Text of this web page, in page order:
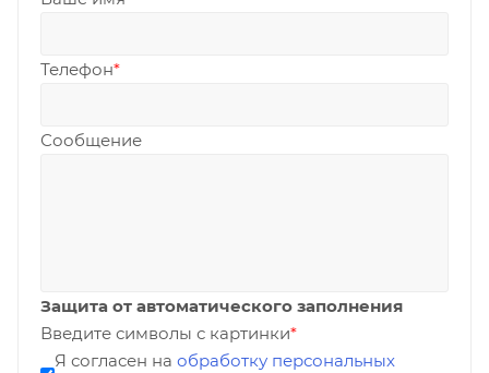
Телефон*
Сообщение
Защита от автоматического заполнения
Введите символы с картинки*
Я согласен на обработку персональных